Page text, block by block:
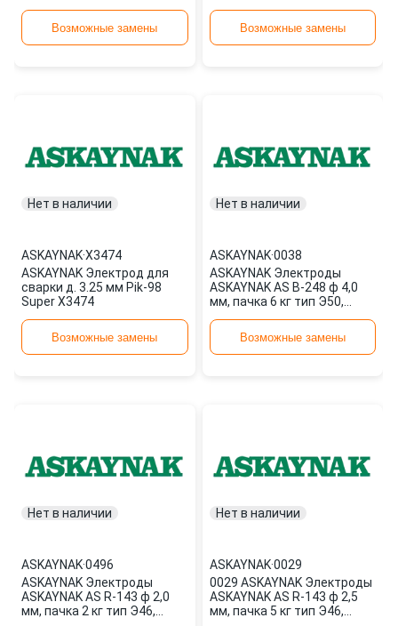
Возможные замены Возможные замены
Нет в наличии
ASKAYNAK·X3474
ASKAYNAK Электрод для
сварки д. 3.25 мм Pik-98
Super X3474
Возможные замены
Нет в наличии
ASKAYNAK·0038
ASKAYNAK Электроды
ASKAYNAK AS B-248 ф 4,0
мм, пачка 6 кг тип Э50,
Возможные замены
Нет в наличии
ASKAYNAK·0496
ASKAYNAK Электроды
ASKAYNAK AS R-143 ф 2,0
мм, пачка 2 кг тип Э46,
Нет в наличии
ASKAYNAK·0029
0029 ASKAYNAK Электроды
ASKAYNAK AS R-143 ф 2,5
мм, пачка 5 кг тип Э46,